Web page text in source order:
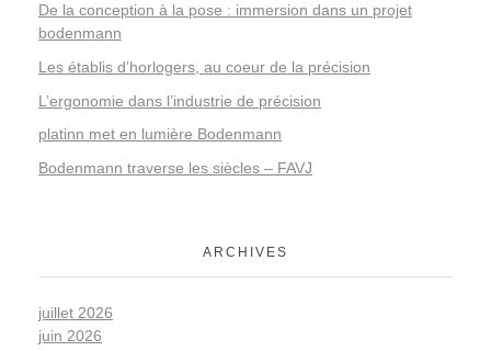
De la conception à la pose : immersion dans un projet
bodenmann
Les établis d’horlogers, au coeur de la précision
L’ergonomie dans l’industrie de précision
platinn met en lumière Bodenmann
Bodenmann traverse les siècles – FAVJ
ARCHIVES
juillet 2026
juin 2026